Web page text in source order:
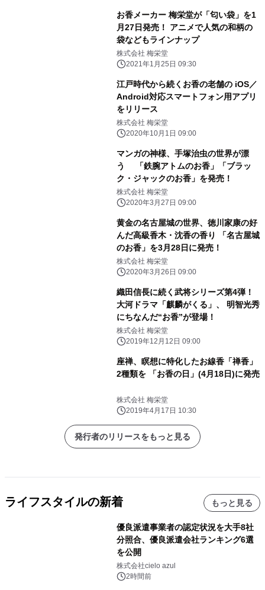
お香メーカー 梅栄堂が「匂い袋」を1
月27日発売！ アニメで人気の和柄の
袋などもラインナップ
株式会社 梅栄堂
2021年1月25日 09:30
江戸時代から続くお香の老舗の iOS／
Android対応スマートフォン用アプリ
をリリース
株式会社 梅栄堂
2020年10月1日 09:00
マンガの神様、手塚治虫の世界が漂
う 「鉄腕アトムのお香」「ブラッ
ク・ジャックのお香」を発売！
株式会社 梅栄堂
2020年3月27日 09:00
黄金の名古屋城の世界、徳川家康の好
んだ高級香木・沈香の香り 「名古屋城
のお香」を3月28日に発売！
株式会社 梅栄堂
2020年3月26日 09:00
織田信長に続く武将シリーズ第4弾！
大河ドラマ「麒麟がくる」、 明智光秀
にちなんだ“お香”が登場！
株式会社 梅栄堂
2019年12月12日 09:00
座禅、瞑想に特化したお線香「禅香」
2種類を 「お香の日」(4月18日)に発売
株式会社 梅栄堂
2019年4月17日 10:30
発行者のリリースをもっと見る
ライフスタイルの新着 もっと見る
優良派遣事業者の認定状況を大手8社
分照合、優良派遣会社ランキング6選
を公開
株式会社cielo azul
2時間前